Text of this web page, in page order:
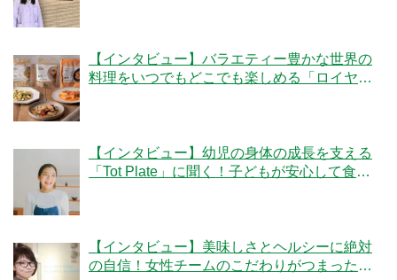
【インタビュー】バラエティー豊かな世界の
料理をいつでもどこでも楽しめる「ロイヤル
【インタビュー】幼児の身体の成長を支える
「Tot Plate」に聞く！子どもが安心して食べ
【インタビュー】美味しさとヘルシーに絶対
の自信！女性チームのこだわりがつまった